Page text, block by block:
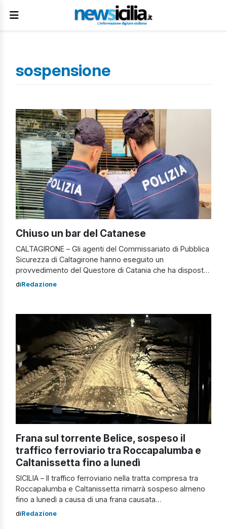
sospensione
Chiuso un bar del Catanese
CALTAGIRONE – Gli agenti del Commissariato di Pubblica
Sicurezza di Caltagirone hanno eseguito un
provvedimento del Questore di Catania che ha disposto
la sospensione temporanea dell’attività di un bar situato
Ritrovo di pregiudicati Grazie a una serie di […]
diRedazione
Frana sul torrente Belice, sospeso il
traffico ferroviario tra Roccapalumba e
Caltanissetta fino a lunedì
SICILIA – Il traffico ferroviario nella tratta compresa tra
Roccapalumba e Caltanissetta rimarrà sospeso almeno
fino a lunedì a causa di una frana causata
dall’esondazione del torrente Belice. Frana sul torrente
diRedazione